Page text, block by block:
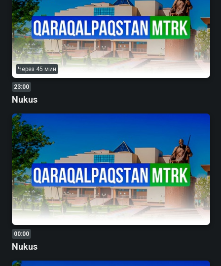
Через 45 мин
23:00
Nukus
00:00
Nukus